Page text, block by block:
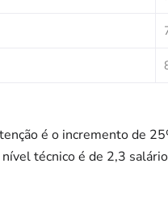
é o incremento de
técnico é de 2,3